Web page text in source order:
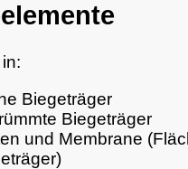
Biegeträger
Biegeträger
und Membrane